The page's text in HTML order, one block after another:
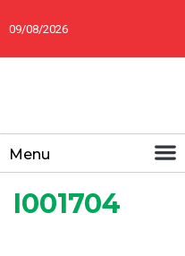
09/08/2026
Menu
I001704